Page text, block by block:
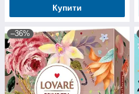
Купити
–36%